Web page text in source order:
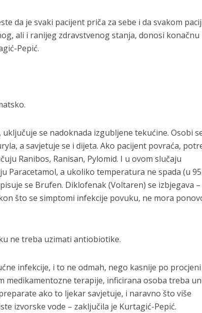
da je svaki pacijent priča za sebe i da svakom
ali i ranijeg zdravstvenog stanja, donosi konačnu
Pepić.
se nadoknada izgubljene tekućine. Osobi
a savjetuje se i dijeta. Ako pacijent povraća,
Ranibos, Ranisan, Pylomid. I u ovom slučaju
Paracetamol, a ukoliko temperatura ne spada (u 95
se Brufen. Diklofenak (Voltaren) se izbjegava –
što se simptomi infekcije povuku, ne mora
ne treba uzimati antiobiotike.
infekcije, i to ne odmah, nego kasnije po procjeni
medikamentozne terapije, inficirana osoba treba
ako to ljekar savjetuje, i naravno što više
izvorske vode – zaključila je Kurtagić-Pepić.